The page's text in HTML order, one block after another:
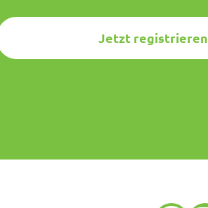
Jetzt registrieren